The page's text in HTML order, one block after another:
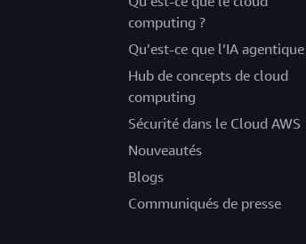
computing ?
Qu’est-ce que l’IA agentique
Hub de concepts de cloud
computing
Sécurité dans le Cloud AWS
Nouveautés
Blogs
Communiqués de presse